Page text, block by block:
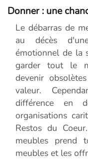
Donner : une
Le débarras de
au décès
émotionnel de la
garder tout le
devenir
valeur.
différence en
organisations
Restos du
meubles prend
meubles et les